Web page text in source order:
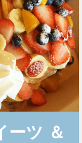
ーツ ＆